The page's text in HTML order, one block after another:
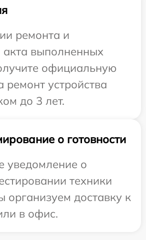
ремонта и
акта выполненных
официальную
ремонт устройства
до 3 лет.
о готовности
уведомление о
техники
организуем доставку к
в офис.